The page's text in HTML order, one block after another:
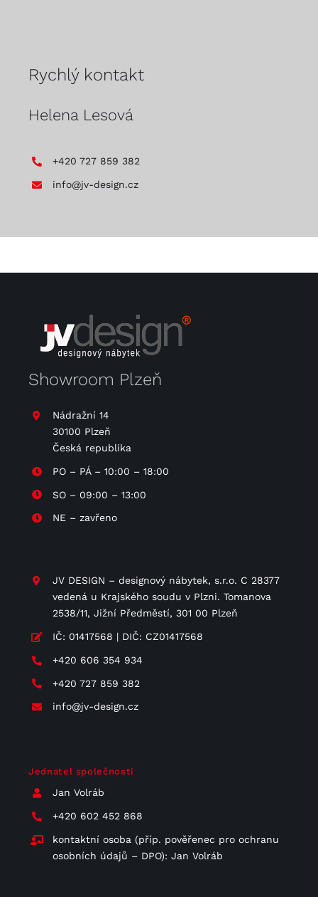
Rychlý kontakt
Helena Lesová
+420 727 859 382
info@jv-design.cz
Showroom Plzeň
Nádražní 14
30100 Plzeň
Česká republika
PO – PÁ – 10:00 – 18:00
SO – 09:00 – 13:00
NE – zavřeno
JV DESIGN – designový nábytek, s.r.o. C 28377
vedená u Krajského soudu v Plzni. Tomanova
2538/11, Jižní Předměstí, 301 00 Plzeň
IČ: 01417568 | DIČ: CZ01417568
+420 606 354 934
+420 727 859 382
info@jv-design.cz
Jednatel společnosti
Jan Volráb
+420 602 452 868
kontaktní osoba (příp. pověřenec pro ochranu
osobních údajů – DPO): Jan Volráb